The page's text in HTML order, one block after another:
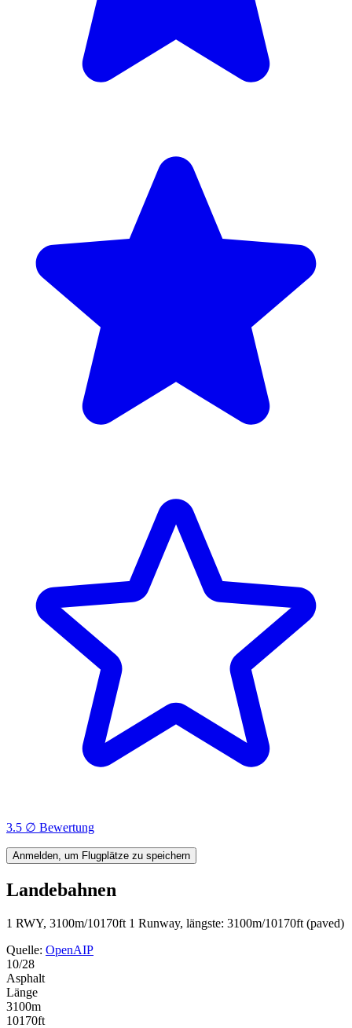
3.5 ∅ Bewertung
Anmelden, um Flugplätze zu speichern
Landebahnen
1 RWY, 3100m/10170ft 1 Runway, längste: 3100m/10170ft (paved)
Quelle: OpenAIP
10/28
Asphalt
Länge
3100m
10170ft